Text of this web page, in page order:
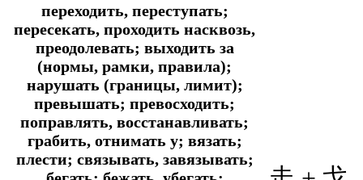
переходить, переступать;
пересекать, проходить насквозь,
преодолевать; выходить за
(нормы, рамки, правила);
нарушать (границы, лимит);
превышать; превосходить;
поправлять, восстанавливать;
грабить, отнимать у; вязать;
плести; связывать, завязывать;